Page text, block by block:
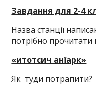
Завдання для 2-4
Назва станції
потрібно прочитати
«итотсич анїарк»
Як туди потрапити?